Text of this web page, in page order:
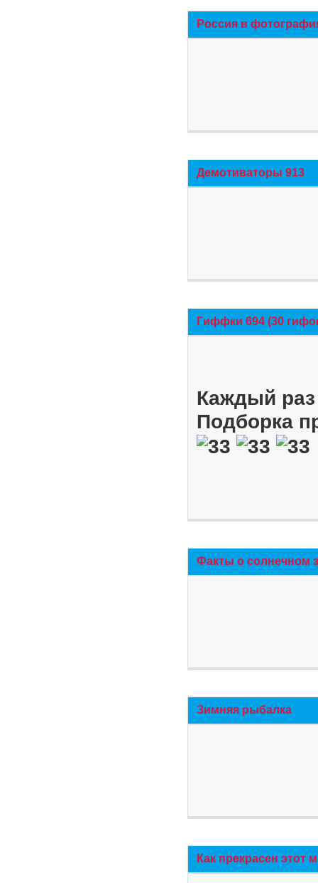
Россия в
Демотиваторы 913
Гиффки 694 (30
Каждый
Подборка
Факты о солнечном
Зимняя рыбалка
Как прекрасен этот